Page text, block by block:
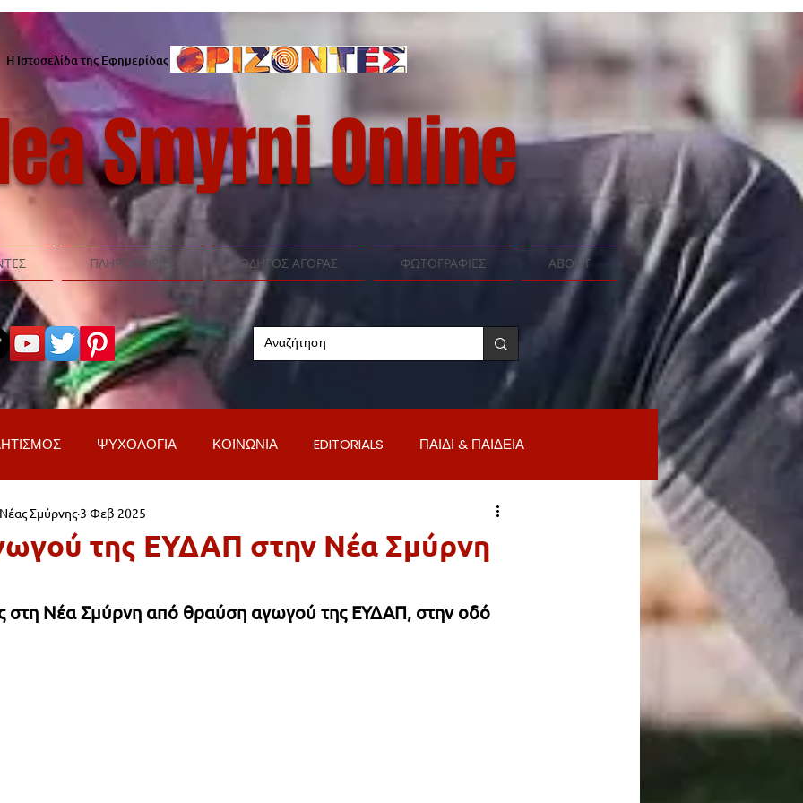
Η Ιστοσελίδα της Εφημερίδας
Smyrni Online
ΠΛΗΡΟΦΟΡΙΕΣ ΟΔΗΓΟΣ ΑΓΟΡΑΣ ΦΩΤΟΓΡΑΦΙΕΣ ABOUT
ΨΥΧΟΛΟΓΙΑ ΚΟΙΝΩΝΙΑ EDITORIALS ΠΑΙΔΙ & ΠΑΙΔΕΙΑ
& ΑΠΟΨΕΙΣ ΟΙΚΟΝΟΜΙΑ & ΑΓΟΡΑ
της ΕΥΔΑΠ στην Νέα Σμύρνη
Σμύρνης 3 Φεβ 2025
στη Νέα Σμύρνη από θραύση αγωγού της ΕΥΔΑΠ, στην οδό